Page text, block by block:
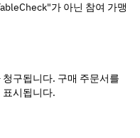
가 아닌 참여 가맹
구됩니다. 구매 주문서를
표시됩니다.